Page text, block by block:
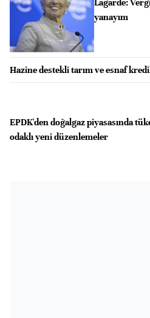
Lagarde:
yanayım
Hazine destekli tarım ve esnaf
EPDK'den doğalgaz piyasasında
odaklı yeni düzenlemeler